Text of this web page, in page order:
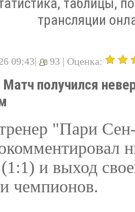
трансляции
09:43| 93 | Оценка:
получился
"Пари
и выход
чемпионов.